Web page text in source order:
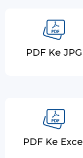
PDF Ke JPG
PDF Ke Excel